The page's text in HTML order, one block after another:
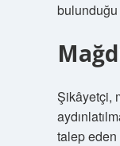
Şikâyetçi,
talep eden